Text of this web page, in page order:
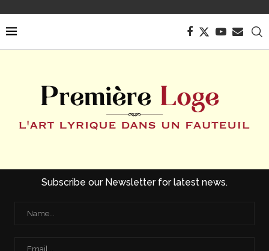
Subscribe our Newsletter for latest news.